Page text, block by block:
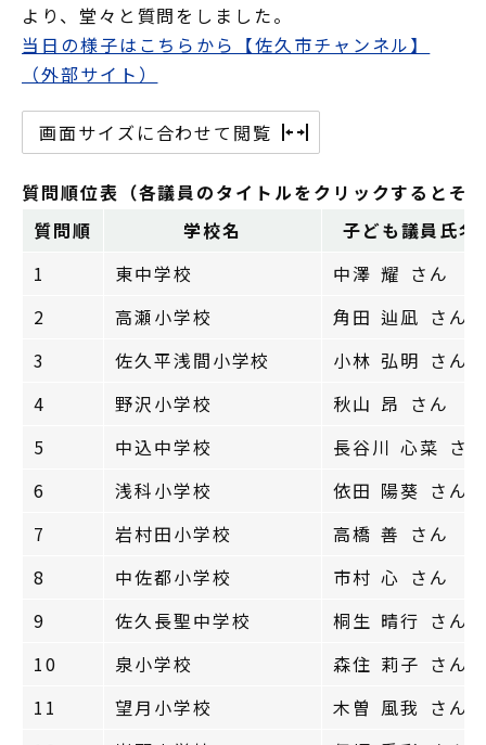
より、堂々と質問をしました。
当日の様子はこちらから【佐久市チャンネル】
（外部サイト）
画面サイズに合わせて閲覧
質問順位表（各議員のタイトルをクリックするとそ
質問順
学校名
子ども議員氏名
1
東中学校
中澤 耀 さん
2
高瀬小学校
角田 辿凪 さん
3
佐久平浅間小学校
小林 弘明 さん
4
野沢小学校
秋山 昂 さん
5
中込中学校
長谷川 心菜 さ
6
浅科小学校
依田 陽葵 さん
7
岩村田小学校
高橋 善 さん
8
中佐都小学校
市村 心 さん
9
佐久長聖中学校
桐生 晴行 さん
10
泉小学校
森住 莉子 さん
11
望月小学校
木曽 風我 さん